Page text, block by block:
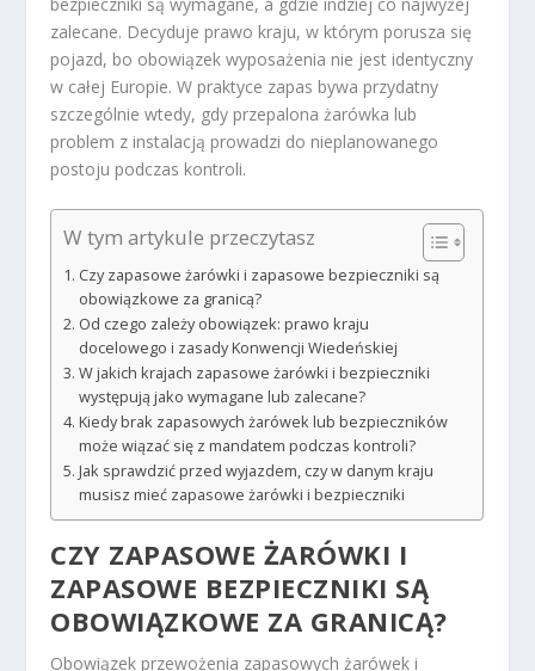
zalecane. Decyduje prawo kraju, w którym porusza się
pojazd, bo obowiązek wyposażenia nie jest identyczny
w całej Europie. W praktyce zapas bywa przydatny
szczególnie wtedy, gdy przepalona żarówka lub
problem z instalacją prowadzi do nieplanowanego
postoju podczas kontroli.
W tym artykule przeczytasz
Czy zapasowe żarówki i zapasowe bezpieczniki są
obowiązkowe za granicą?
Od czego zależy obowiązek: prawo kraju
docelowego i zasady Konwencji Wiedeńskiej
W jakich krajach zapasowe żarówki i bezpieczniki
występują jako wymagane lub zalecane?
Kiedy brak zapasowych żarówek lub bezpieczników
może wiązać się z mandatem podczas kontroli?
Jak sprawdzić przed wyjazdem, czy w danym kraju
musisz mieć zapasowe żarówki i bezpieczniki
CZY ZAPASOWE ŻARÓWKI I
ZAPASOWE BEZPIECZNIKI SĄ
OBOWIĄZKOWE ZA GRANICĄ?
Obowiązek przewożenia zapasowych żarówek i